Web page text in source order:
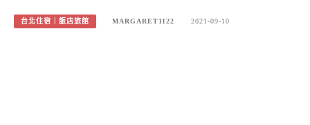
台北住宿｜飯店旅館 MARGARET1122 2021-09-10